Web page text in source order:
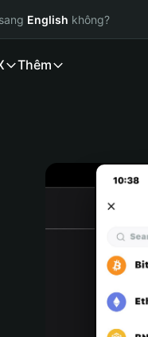
English không?
Thêm